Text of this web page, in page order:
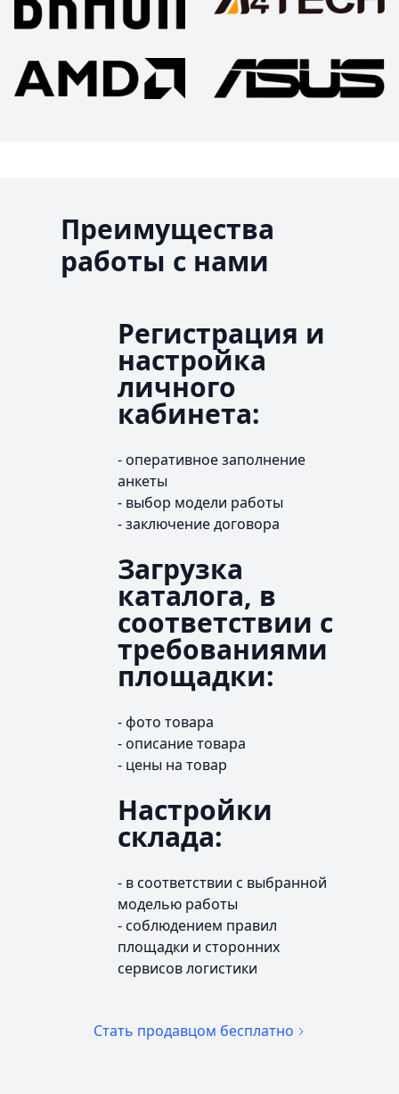
Преимущества
работы с нами
Регистрация и
настройка
личного
кабинета:
- оперативное заполнение
анкеты
- выбор модели работы
- заключение договора
Загрузка
каталога, в
соответствии с
требованиями
площадки:
- фото товара
- описание товара
- цены на товар
Настройки
склада:
- в соответствии с выбранной
моделью работы
- соблюдением правил
площадки и сторонних
сервисов логистики
Стать продавцом бесплатно